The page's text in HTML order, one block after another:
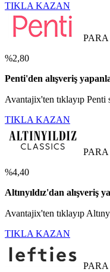
TIKLA KAZAN
%2,80
Penti'den alışveriş
Avantajix'ten tıklayıp
TIKLA KAZAN
%4,40
Altınyıldız'dan alışveriş
Avantajix'ten tıklayıp
TIKLA KAZAN